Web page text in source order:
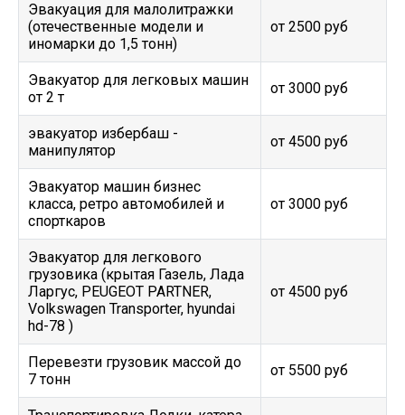
Эвакуация для малолитражки
(отечественные модели и
иномарки до 1,5 тонн)
от 2500 руб
Эвакуатор для легковых машин
от 2 т
от 3000 руб
эвакуатор избербаш -
манипулятор
от 4500 руб
Эвакуатор машин бизнес
класса, ретро автомобилей и
спорткаров
от 3000 руб
Эвакуатор для легкового
грузовика (крытая Газель, Лада
Ларгус, PEUGEOT PARTNER,
Volkswagen Transporter, hyundai
hd-78 )
от 4500 руб
Перевезти грузовик массой до
7 тонн
от 5500 руб